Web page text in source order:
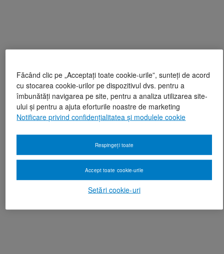
Făcând clic pe „Acceptați toate cookie-urile”, sunteți de acord
cu stocarea cookie-urilor pe dispozitivul dvs. pentru a
îmbunătăți navigarea pe site, pentru a analiza utilizarea site-
ului și pentru a ajuta eforturile noastre de marketing
Notificare privind confidențialitatea și modulele cookie
Setări cookie-uri
Respingeți toate
Accept toate cookie-urile